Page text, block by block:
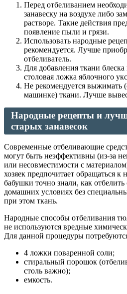
Перед отбеливанием
занавеску на воздухе либо
растворе. Такие действия
появление пыли и грязи.
Использовать народные
рекомендуется. Лучше
отбеливатель.
Для добавления ткани блеска
столовая ложка яблочного
Не рекомендуется выжимать
машинке) ткани. Лучше
Народные рецепты и
старых занавесок
Современные отбеливающие
могут быть неэффективны (из-за
или несовместимости с
хозяек предпочитает обращаться
бабушки точно знали, как
домашних условиях без
при этом ткань.
Народные способы отбеливания
не используются вредные
Для данной процедуры
4 ложки поваренной соли;
стиральный порошок
столь важно);
емкость.